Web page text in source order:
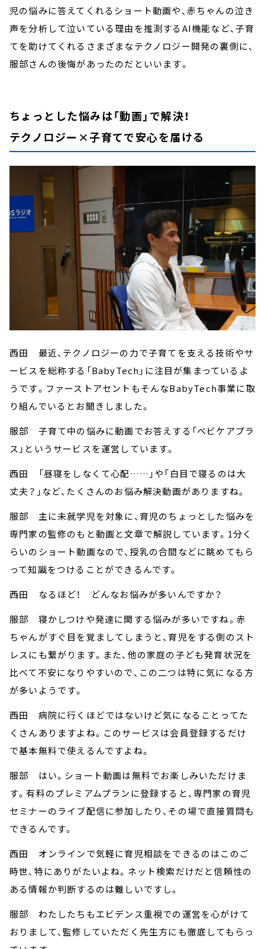
児の悩みに答えてくれるショート動画や、赤ちゃんの泣き
声を分析して泣いている理由を推測するAI機能など、子育
てを助けてくれるさまざまなテクノロジー開発の裏側に、
服部さんの後悔があったのだといいます。
ちょっとした悩みは「動画」で解決！
テクノロジー×子育てで安心を届ける
西田 最近、テクノロジーの力で子育てを支える技術やサ
ービスを総称する「BabyTech」に注目が集まっているよ
うです。ファーストアセントもそんなBabyTech事業に取
り組んでいるとお聞きしました。
服部 子育て中の悩みに動画でお答えする「ベビケアプラ
ス」というサービスを運営しています。
西田 「昼寝をしなくて心配……」や「白目で寝るのは大
丈夫？」など、たくさんのお悩み解決動画がありますね。
服部 主に未就学児を対象に、育児のちょっとした悩みを
専門家の監修のもと動画と文章で解説しています。1分く
らいのショート動画なので、授乳の合間などに眺めてもら
って知識をつけることができるんです。
西田 なるほど！ どんなお悩みが多いんですか？
服部 寝かしつけや発達に関する悩みが多いですね。赤
ちゃんがすぐ目を覚ましてしまうと、育児をする側のスト
レスにも繋がります。また、他の家庭の子ども発育状況を
比べて不安になりやすいので、この二つは特に気になる方
が多いようです。
西田 病院に行くほどではないけど気になることってた
くさんありますよね。このサービスは会員登録するだけ
で基本無料で使えるんですよね。
服部 はい。ショート動画は無料でお楽しみいただけま
す。有料のプレミアムプランに登録すると、専門家の育児
セミナーのライブ配信に参加したり、その場で直接質問も
できるんです。
西田 オンラインで気軽に育児相談をできるのはこのご
時世、特にありがたいよね。ネット検索だけだと信頼性の
ある情報か判断するのは難しいですし。
服部 わたしたちもエビデンス重視での運営を心がけて
おりまして、監修していただく先生方にも徹底してもらっ